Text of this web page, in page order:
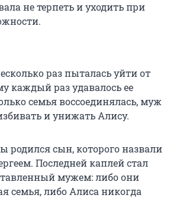
не терпеть и уходить при
раз пыталась уйти от
каждый раз удавалось ее
семья воссоединялась, муж
и унижать Алису.
родился сын, которого назвали
Последней каплей стал
мужем: либо они
семья, либо Алиса никогда